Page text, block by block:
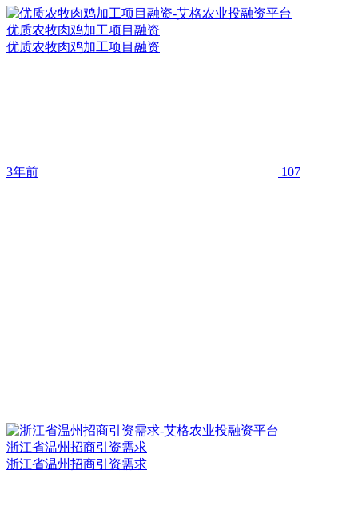
优质农牧肉鸡加工项目融资
优质农牧肉鸡加工项目融资
3年前 107
浙江省温州招商引资需求
浙江省温州招商引资需求